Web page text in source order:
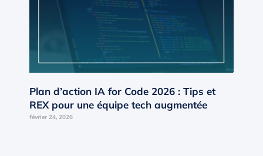
Plan d’action IA for Code 2026 : Tips et
REX pour une équipe tech augmentée
février 24, 2026